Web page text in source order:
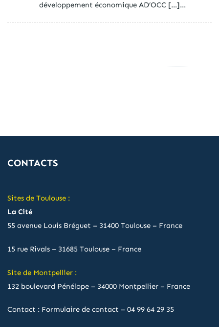
développement économique AD’OCC […]...
CONTACTS
Sites de Toulouse :
La Cité
55 avenue Louis Bréguet – 31400 Toulouse – France
15 rue Rivals – 31685 Toulouse – France
Site de Montpellier :
132 boulevard Pénélope – 34000 Montpellier – France
Contact : Formulaire de contact – 04 99 64 29 35